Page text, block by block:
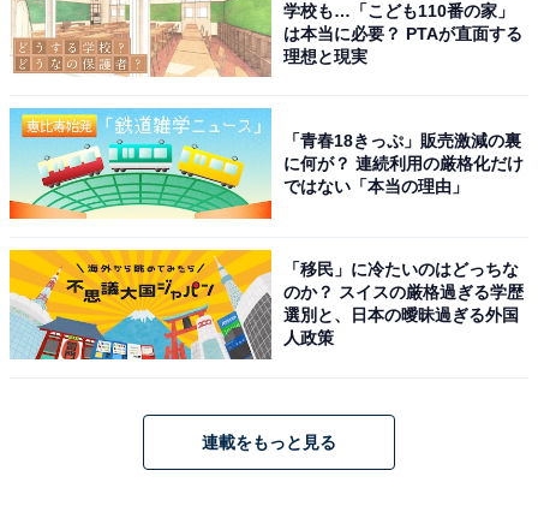
54歳のCさんは、仕事と両親の介護に追われる毎日を送
り、気が付くと50代半ばになっていたという女性です。
とで、「自分の人生を丁寧に生きるパートナーがほし
い」とマリーミーに入会しました。彼女は30年ほど恋愛
から遠ざかっていましたが、介護を通して内面も成熟し
ていて“夢見るアラフィフ”ではありません。年収は600万
円あり、相手に対しての条件を広げて「再婚者可、60代
まで可」としたことで、マッチングに苦労することはあ
りませんでした。
3人と仮交際に入り、離婚歴がある農業を営む62歳の男
性とご結婚されました。彼は仕事と介護を笑顔で乗り切
学校も…「こども110番の家」
は本当に必要？ PTAが直面する
理想と現実
「青春18きっぷ」販売激減の裏
に何が？ 連続利用の厳格化だけ
ではない「本当の理由」
「移民」に冷たいのはどっちな
のか？ スイスの厳格過ぎる学歴
選別と、日本の曖昧過ぎる外国
人政策
連載をもっと見る